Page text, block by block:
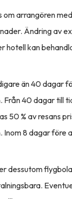
arrangören
Ändring av
hotell kan
än 40 dagar
Från 40 dagar till
50 % av resans
Inom 8 dagar före
dessutom